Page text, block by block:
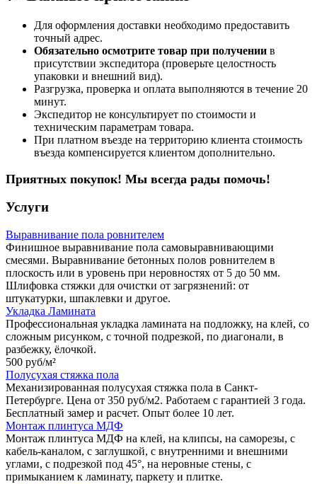
Для оформления доставки необходимо предоставить
точный адрес.
Обязательно осмотрите товар при получении в
присутствии экспедитора (проверьте целостность
упаковки и внешний вид).
Разгрузка, проверка и оплата выполняются в течение 20
минут.
Экспедитор не консультирует по стоимости и
техническим параметрам товара.
При платном въезде на территорию клиента стоимость
въезда компенсируется клиентом дополнительно.
Приятных покупок! Мы всегда рады помочь!
Услуги
Выравнивание пола ровнителем
Финишное выравнивание пола самовыравнивающими
смесями. Выравнивание бетонных полов ровнителем в
плоскость или в уровень при неровностях от 5 до 50 мм.
Шлифовка стяжки для очистки от загрязнений: от
штукатурки, шпаклевки и другое.
Укладка Ламината
Профессиональная укладка ламината на подложку, на клей, со
сложным рисунком, с точной подрезкой, по диагонали, в
разбежку, ёлочкой.
500 руб/м²
Полусухая стяжка пола
Механизированная полусухая стяжка пола в Санкт-
Петербурге. Цена от 350 руб/м2. Работаем с гарантией 3 года.
Бесплатный замер и расчет. Опыт более 10 лет.
Монтаж плинтуса МДФ
Монтаж плинтуса МДФ на клей, на клипсы, на саморезы, с
кабель-каналом, с заглушкой, с внутренними и внешними
углами, с подрезкой под 45°, на неровные стены, с
примыканием к ламинату, паркету и плитке.